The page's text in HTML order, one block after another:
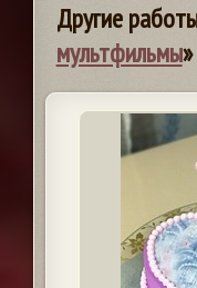
Другие
мультфильмы»